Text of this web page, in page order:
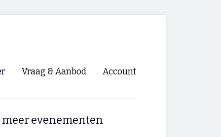
Vraag & Aanbod Account
Registreren
meer evenementen